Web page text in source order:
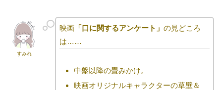
すみれ
映画「口に関するアンケート」 の見どころ
は……
中盤以降の畳みかけ。
映画オリジナルキャラクターの草壁＆